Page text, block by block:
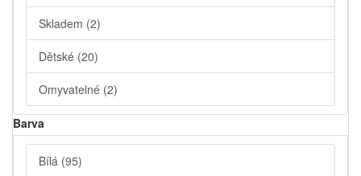
Skladem (2)
Dětské (20)
Omyvatelné (2)
Barva
Bílá (95)